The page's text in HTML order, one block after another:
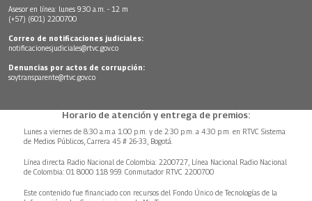
Asesor en línea: lunes 9:30 a.m. - 12 m
(+57) (601) 2200700
Correo de notificaciones judiciales:
notificacionesjudiciales@rtvc.gov.co
Denuncias por actos de corrupción:
soytransparente@rtvc.gov.co
Horario de atención y entrega de premios:
Lunes a viernes de 8:30 a.m.a 1:00 p.m. y de 2:30 p.m. a 4:30 p.m. en RTVC Sistema
de Medios Públicos, Carrera 45 # 26-33, Bogotá.
Línea directa Radio Nacional de Colombia: 2200727, Línea Nacional Radio Nacional
de Colombia: 01 8000 118 959. Conmutador RTVC 2200700
Este contenido fue financiado con recursos del Fondo Único de Tecnologías de la